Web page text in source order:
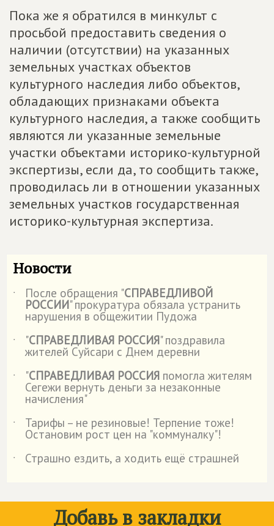
Пока же я обратился в минкульт с
просьбой предоставить сведения о
наличии (отсутствии) на указанных
земельных участках объектов
культурного наследия либо объектов,
обладающих признаками объекта
культурного наследия, а также сообщить
являются ли указанные земельные
участки объектами историко-культурной
экспертизы, если да, то сообщить также,
проводилась ли в отношении указанных
земельных участков государственная
историко-культурная экспертиза.
Новости
˙ После обращения "СПРАВЕДЛИВОЙ
РОССИИ" прокуратура обязала устранить
нарушения в общежитии Пудожа
˙
"СПРАВЕДЛИВАЯ РОССИЯ" поздравила
жителей Суйсари с Днем деревни
˙
"СПРАВЕДЛИВАЯ РОССИЯ помогла жителям
Сегежи вернуть деньги за незаконные
начисления"
˙
Тарифы – не резиновые! Терпение тоже!
Остановим рост цен на "коммуналку"!
˙
Страшно ездить, а ходить ещё страшней
Добавь в закладки